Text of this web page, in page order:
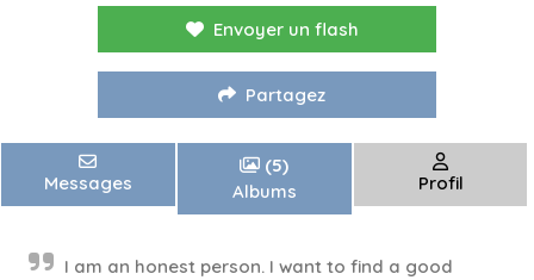
Envoyer un flash
Partagez
Messages
(5)
Albums
Profil
I am an honest person. I want to find a good